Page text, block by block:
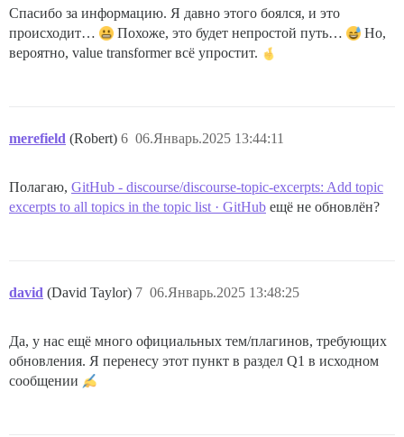
Спасибо за информацию. Я давно этого боялся, и это
происходит…
Похоже, это будет непростой путь…
Но,
вероятно, value transformer всё упростит.
merefield (Robert) 06.Январь.2025 13:44:11
6
Полагаю, GitHub - discourse/discourse-topic-excerpts: Add topic
excerpts to all topics in the topic list · GitHub ещё не обновлён?
david (David Taylor) 06.Январь.2025 13:48:25
7
Да, у нас ещё много официальных тем/плагинов, требующих
обновления. Я перенесу этот пункт в раздел Q1 в исходном
сообщении